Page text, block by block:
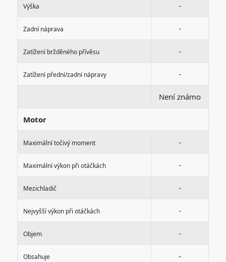
Výška -
Zadní náprava -
Zatížení bržděného přívěsu -
Zatížení přední/zadní nápravy -
Není známo
Motor
Maximální točivý moment -
Maximální výkon při otáčkách -
Mezichladič -
Nejvyšší výkon při otáčkách -
Objem -
Obsahuje -